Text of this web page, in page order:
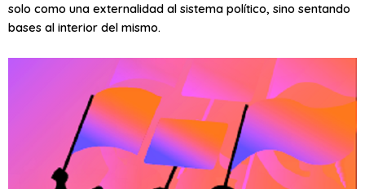
solo como una externalidad al sistema político, sino sentando
bases al interior del mismo.